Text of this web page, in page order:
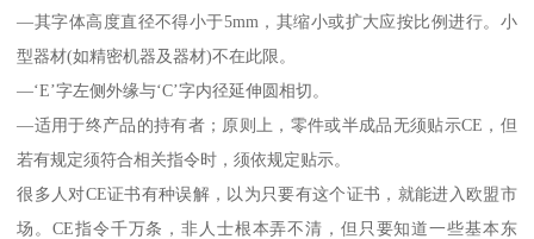
—其字体高度直径不得小于5mm，其缩小或扩大应按比例进行。小
型器材(如精密机器及器材)不在此限。
—‘E’字左侧外缘与‘C’字内径延伸圆相切。
—适用于终产品的持有者；原则上，零件或半成品无须贴示CE，但
若有规定须符合相关指令时，须依规定贴示。
很多人对CE证书有种误解，以为只要有这个证书，就能进入欧盟市
场。CE指令千万条，非人士根本弄不清，但只要知道一些基本东